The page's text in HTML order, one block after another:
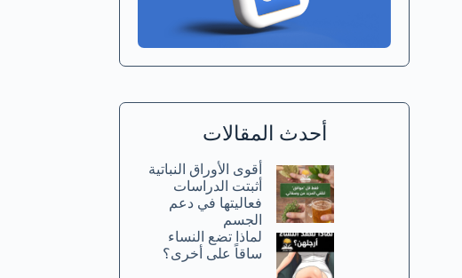
أحدث المقالات
أقوى الأوراق النباتية
أثبتت الدراسات
فعاليتها في دعم
الجسم
لماذا تضع النساء
ساقاً على أخرى؟